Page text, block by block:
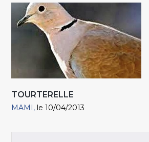
TOURTERELLE
MAMI le 10/04/2013